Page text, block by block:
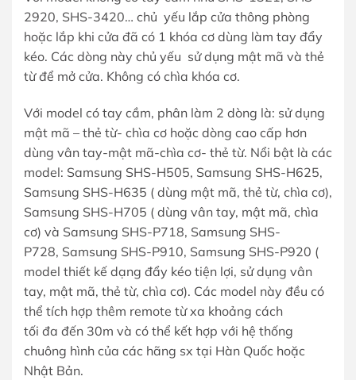
2920, SHS-3420… chủ yếu lắp cửa thông phòng
hoặc lắp khi cửa đã có 1 khóa cơ dùng làm tay đẩy
kéo. Các dòng này chủ yếu sử dụng mật mã và thẻ
từ để mở cửa. Không có chìa khóa cơ.
Với model có tay cầm, phân làm 2 dòng là: sử dụng
mật mã – thẻ từ- chìa cơ hoặc dòng cao cấp hơn
dùng vân tay-mật mã-chìa cơ- thẻ từ. Nổi bật là các
model: Samsung SHS-H505, Samsung SHS-H625,
Samsung SHS-H635 ( dùng mật mã, thẻ từ, chìa cơ),
Samsung SHS-H705 ( dùng vân tay, mật mã, chìa
cơ) và Samsung SHS-P718, Samsung SHS-
P728, Samsung SHS-P910, Samsung SHS-P920 (
model thiết kế dạng đẩy kéo tiện lợi, sử dụng vân
tay, mật mã, thẻ từ, chìa cơ). Các model này đều có
thể tích hợp thêm remote từ xa khoảng cách
tối đa đến 30m và có thể kết hợp với hệ thống
chuông hình của các hãng sx tại Hàn Quốc hoặc
Nhật Bản.